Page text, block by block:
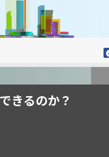
きるのか？